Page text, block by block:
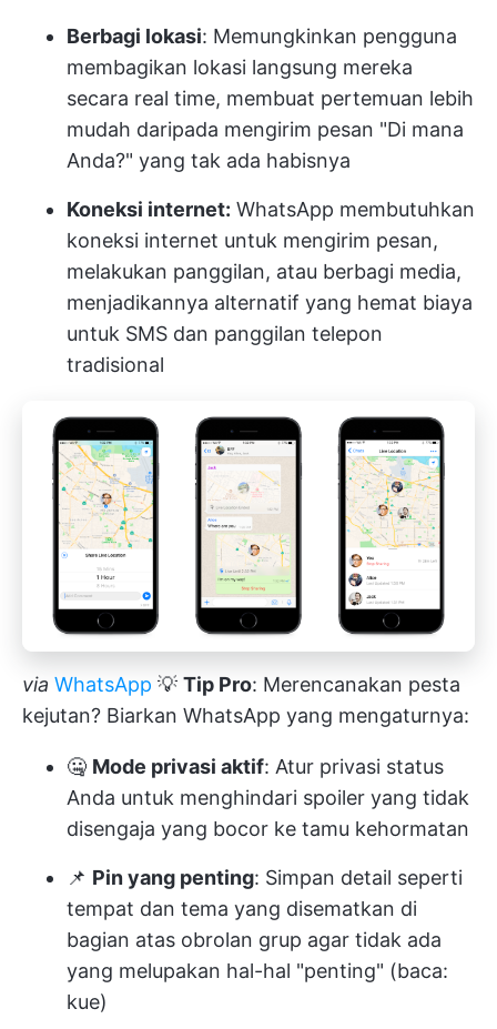
Berbagi lokasi: Memungkinkan pengguna
membagikan lokasi langsung mereka
secara real time, membuat pertemuan lebih
mudah daripada mengirim pesan "Di mana
Anda?" yang tak ada habisnya
Koneksi internet: WhatsApp membutuhkan
koneksi internet untuk mengirim pesan,
melakukan panggilan, atau berbagi media,
menjadikannya alternatif yang hemat biaya
untuk SMS dan panggilan telepon
tradisional
via WhatsApp 💡 Tip Pro: Merencanakan pesta
kejutan? Biarkan WhatsApp yang mengaturnya:
🤐 Mode privasi aktif: Atur privasi status
Anda untuk menghindari spoiler yang tidak
disengaja yang bocor ke tamu kehormatan
📌 Pin yang penting: Simpan detail seperti
tempat dan tema yang disematkan di
bagian atas obrolan grup agar tidak ada
yang melupakan hal-hal "penting" (baca:
kue)